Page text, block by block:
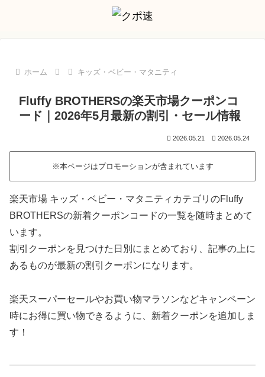
ホーム キッズ・ベビー・マタニティ
Fluffy BROTHERSの楽天市場クーポンコ
ード｜2026年5月最新の割引・セール情報
2026.05.21 2026.05.24
※本ページはプロモーションが含まれています
楽天市場 キッズ・ベビー・マタニティカテゴリのFluffy
BROTHERSの新着クーポンコードの一覧を随時まとめて
います。
割引クーポンを見つけた日別にまとめており、記事の上に
あるものが最新の割引クーポンになります。
楽天スーパーセールやお買い物マラソンなどキャンペーン
時にお得に買い物できるように、新着クーポンを追加しま
す！